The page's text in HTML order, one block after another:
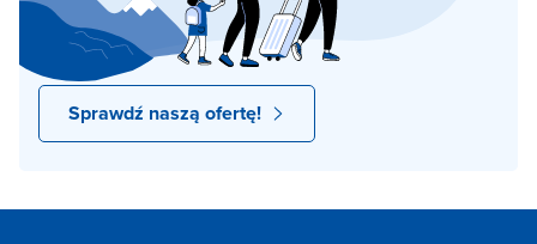
Sprawdź naszą ofertę!